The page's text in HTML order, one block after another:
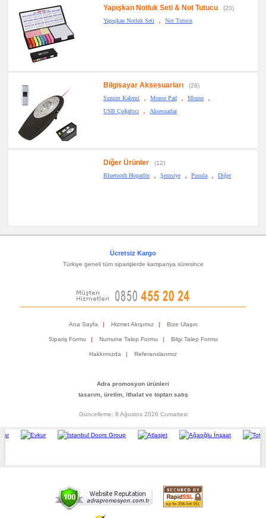
Yapışkan Notluk Seti & Not Tutucu
(20)
Yapışkan Notluk Seti
Not Tutucu
Bilgisayar Aksesuarları
(28)
Sunum Kalemi
Mouse Pad Mouse
USB Çoğaltıcı Aksesuarlar
Diğer Ürünler
(12)
Bluetooth Hoparlör
Şemsiye Pusula Diğer
Ücretsiz Kargo
Türkiye geneli tüm siparişlerde kampanya süresince
Ana Sayfa | Hizmet Akışımız | Bize Ulaşın
Sipariş Formu | Numune Talep Formu | Bilgi Talep Formu
Hakkımızda | Referanslarımız
Adra promosyon ürünleri
tasarım, üretim, ithalat ve toptan satış
Güncelleme: 8 Ağustos 2026 Cumartesi